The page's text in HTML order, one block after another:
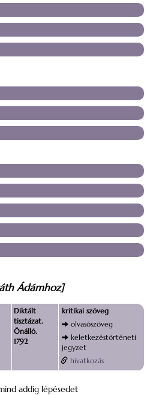
Ádámhoz]
Diktált
tisztázat.
Önálló.
1792
kritikai szöveg
olvasószöveg
keletkezéstörténeti
jegyzet
hivatkozás
addig lépésedet